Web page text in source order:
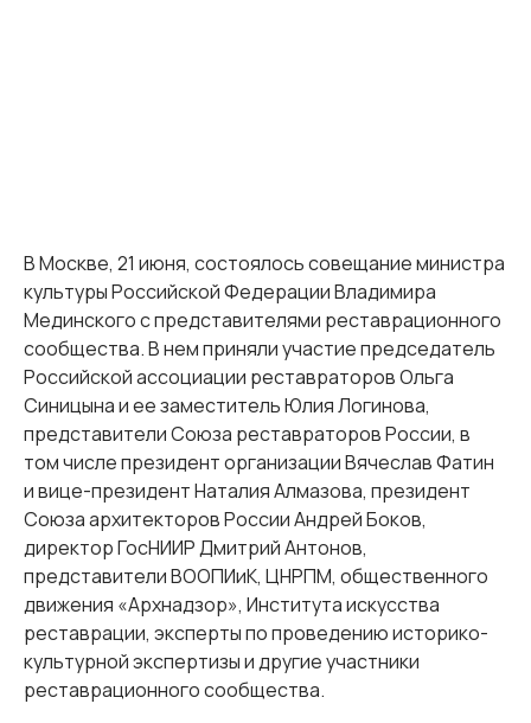
В Москве, 21 июня, состоялось совещание министра
культуры Российской Федерации Владимира
Мединского с представителями реставрационного
сообщества. В нем приняли участие председатель
Российской ассоциации реставраторов Ольга
Синицына и ее заместитель Юлия Логинова,
представители Союза реставраторов России, в
том числе президент организации Вячеслав Фатин
и вице-президент Наталия Алмазова, президент
Союза архитекторов России Андрей Боков,
директор ГосНИИР Дмитрий Антонов,
представители ВООПИиК, ЦНРПМ, общественного
движения «Архнадзор», Института искусства
реставрации, эксперты по проведению историко-
культурной экспертизы и другие участники
реставрационного сообщества.